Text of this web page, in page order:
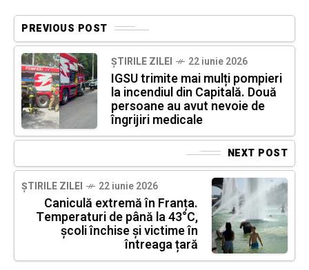
PREVIOUS POST
ȘTIRILE ZILEI 22 iunie 2026
IGSU trimite mai mulți pompieri
la incendiul din Capitală. Două
persoane au avut nevoie de
îngrijiri medicale
NEXT POST
ȘTIRILE ZILEI 22 iunie 2026
Caniculă extremă în Franța.
Temperaturi de până la 43°C,
școli închise și victime în
întreaga țară